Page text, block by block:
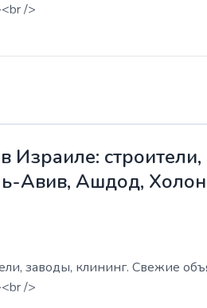
/>
Израиле:
Авив, Ашдод,
заводы, клининг. Свежие
/>